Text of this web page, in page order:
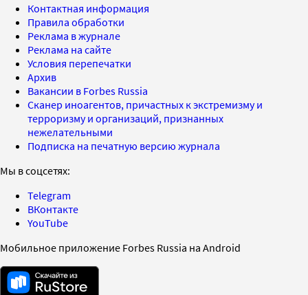
Контактная информация
Правила обработки
Реклама в журнале
Реклама на сайте
Условия перепечатки
Архив
Вакансии в Forbes Russia
Сканер иноагентов, причастных к экстремизму и
терроризму и организаций, признанных
нежелательными
Подписка на печатную версию журнала
Мы в соцсетях:
Telegram
ВКонтакте
YouTube
Мобильное приложение Forbes Russia на Android